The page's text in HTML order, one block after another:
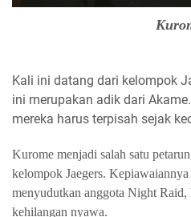
Kali ini datang dari kelompok
ini merupakan adik dari
mereka harus terpisah sejak
Kurome menjadi salah satu
kelompok Jaegers.
menyudutkan anggota Night Raid,
kehilangan nyawa.